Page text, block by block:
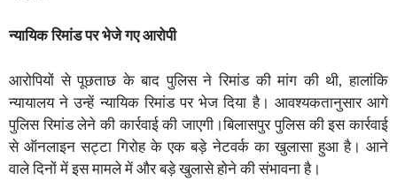
न्यायिक रिमांड पर भेजे गए आरोपी
आरोपियों से पूछताछ के बाद पुलिस ने रिमांड की मांग की थी, हालांकि
न्यायालय ने उन्हें न्यायिक रिमांड पर भेज दिया है। आवश्यकतानुसार आगे
पुलिस रिमांड लेने की कार्रवाई की जाएगी।बिलासपुर पुलिस की इस कार्रवाई
से ऑनलाइन सट्टा गिरोह के एक बड़े नेटवर्क का खुलासा हुआ है। आने
वाले दिनों में इस मामले में और बड़े खुलासे होने की संभावना है।